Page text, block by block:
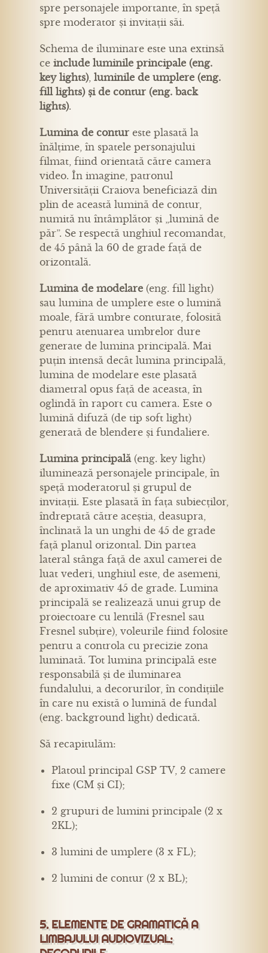
spre personajele importante, în speță
spre moderator și invitații săi.
Schema de iluminare este una extinsă
ce include luminile principale (eng.
key lights), luminile de umplere (eng.
fill lights) și de contur (eng. back
lights).
Lumina de contur este plasată la
înălțime, în spatele personajului
filmat, fiind orientată către camera
video. În imagine, patronul
Universității Craiova beneficiază din
plin de această lumină de contur,
numită nu întâmplător și „lumină de
păr”. Se respectă unghiul recomandat,
de 45 până la 60 de grade față de
orizontală.
Lumina de modelare (eng. fill light)
sau lumina de umplere este o lumină
moale, fără umbre conturate, folosită
pentru atenuarea umbrelor dure
generate de lumina principală. Mai
puțin intensă decât lumina principală,
lumina de modelare este plasată
diametral opus față de aceasta, în
oglindă în raport cu camera. Este o
lumină difuză (de tip soft light)
generată de blendere și fundaliere.
Lumina principală(eng. key light)
iluminează personajele principale, în
speță moderatorul și grupul de
invitații. Este plasată în fața subiecților,
îndreptată către aceștia, deasupra,
înclinată la un unghi de 45 de grade
față planul orizontal. Din partea
lateral stânga față de axul camerei de
luat vederi, unghiul este, de asemeni,
de aproximativ 45 de grade. Lumina
principală se realizează unui grup de
proiectoare cu lentilă (Fresnel sau
Fresnel subțire), voleurile fiind folosite
pentru a controla cu precizie zona
luminată. Tot lumina principală este
responsabilă și de iluminarea
fundalului, a decorurilor, în condițiile
în care nu există o lumină de fundal
(eng. background light) dedicată.
Să recapitulăm:
Platoul principal GSP TV, 2 camere
fixe (CM și CI);
2 grupuri de lumini principale (2 x
2KL);
3 lumini de umplere (3 x FL);
2 lumini de contur (2 x BL);
5. ELEMENTE DE GRAMATICĂ A
LIMBAJULUI AUDIOVIZUAL: